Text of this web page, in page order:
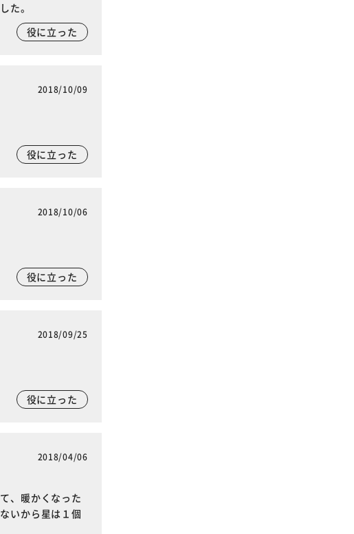
た。
役に立った
2018/10/09
役に立った
2018/10/06
役に立った
2018/09/25
役に立った
2018/04/06
、暖かくなった
いから星は１個